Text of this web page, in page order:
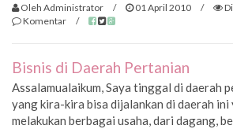
Oleh Administrator / 01 April 2010 /
Komentar
/
Bisnis di Daerah Pertanian
Assalamualaikum, Saya tinggal di daerah
yang kira-kira bisa dijalankan di daerah ini
melakukan berbagai usaha, dari dagang,